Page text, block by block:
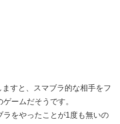
すと、スマブラ的な相手をフ
ームだそうです。
ラをやったことが1度も無いの